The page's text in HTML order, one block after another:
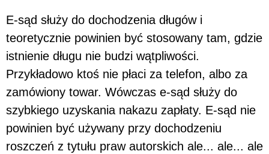
E-sąd służy do dochodzenia długów i
teoretycznie powinien być stosowany tam, gdzie
istnienie długu nie budzi wątpliwości.
Przykładowo ktoś nie płaci za telefon, albo za
zamówiony towar. Wówczas e-sąd służy do
szybkiego uzyskania nakazu zapłaty. E-sąd nie
powinien być używany przy dochodzeniu
roszczeń z tytułu praw autorskich ale... ale... ale